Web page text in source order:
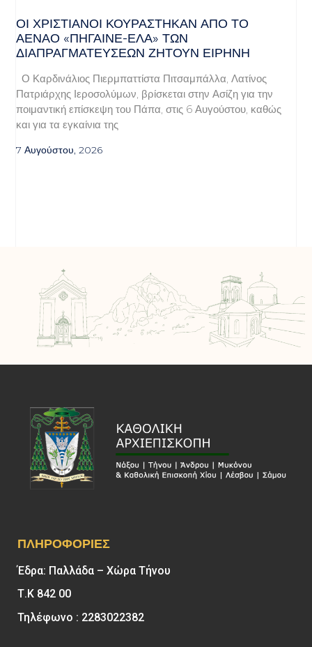
ΟΙ ΧΡΙΣΤΙΑΝΟΊ ΚΟΥΡΆΣΤΗΚΑΝ ΑΠΌ ΤΟ
ΑΈΝΑΟ «ΠΉΓΑΙΝΕ-ΈΛΑ» ΤΩΝ
ΔΙΑΠΡΑΓΜΑΤΕΎΣΕΩΝ ΖΗΤΟΎΝ ΕΙΡΉΝΗ
Ο Καρδινάλιος Πιερμπαττίστα Πιτσαμπάλλα, Λατίνος
Πατριάρχης Ιεροσολύμων, βρίσκεται στην Ασίζη για την
ποιμαντική επίσκεψη του Πάπα, στις 6 Αυγούστου, καθώς
και για τα εγκαίνια της
7 Αυγούστου, 2026
ΠΛΗΡΟΦΟΡΊΕΣ
Έδρα: Παλλάδα – Χώρα Τήνου
Τ.Κ 842 00
Τηλέφωνο : 2283022382